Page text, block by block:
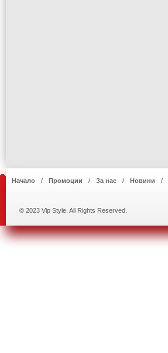
Начало Промоции За нас Новини
© 2023 Vip Style. All Rights Reserved.